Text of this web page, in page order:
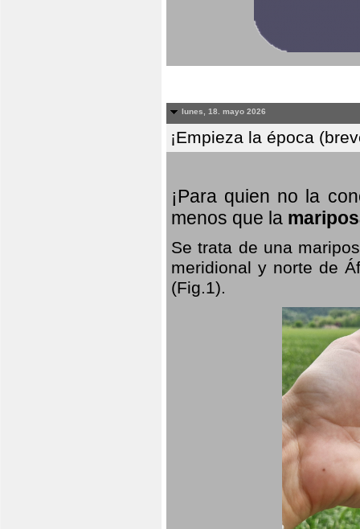
lunes, 18. mayo 2026
¡Empieza la época
¡Para quien no la
menos que la
Se trata de una
meridional y norte de
(Fig.1).